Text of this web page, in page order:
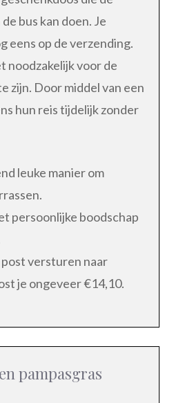
bus kan doen. Je
eens op de verzending.
noodzakelijk voor de
zijn. Door middel van een
hun reis tijdelijk zonder
leuke manier om
persoonlijke boodschap
versturen naar
je ongeveer €14,10.
pampasgras